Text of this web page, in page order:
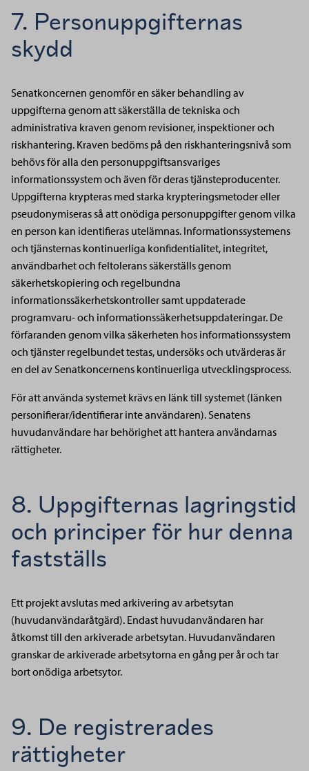
7. Personuppgifternas
skydd
Senatkoncernen genomför en säker behandling av
uppgifterna genom att säkerställa de tekniska och
administrativa kraven genom revisioner, inspektioner och
riskhantering. Kraven bedöms på den riskhanteringsnivå som
behövs för alla den personuppgiftsansvariges
informationssystem och även för deras tjänsteproducenter.
Uppgifterna krypteras med starka krypteringsmetoder eller
pseudonymiseras så att onödiga personuppgifter genom vilka
en person kan identifieras utelämnas. Informationssystemens
och tjänsternas kontinuerliga konfidentialitet, integritet,
användbarhet och feltolerans säkerställs genom
säkerhetskopiering och regelbundna
informationssäkerhetskontroller samt uppdaterade
programvaru- och informationssäkerhetsuppdateringar. De
förfaranden genom vilka säkerheten hos informationssystem
och tjänster regelbundet testas, undersöks och utvärderas är
en del av Senatkoncernens kontinuerliga utvecklingsprocess.
För att använda systemet krävs en länk till systemet (länken
personifierar/identifierar inte användaren). Senatens
huvudanvändare har behörighet att hantera användarnas
rättigheter.
8. Uppgifternas lagringstid
och principer för hur denna
fastställs
Ett projekt avslutas med arkivering av arbetsytan
(huvudanvändaråtgärd). Endast huvudanvändaren har
åtkomst till den arkiverade arbetsytan. Huvudanvändaren
granskar de arkiverade arbetsytorna en gång per år och tar
bort onödiga arbetsytor.
9. De registrerades
rättigheter